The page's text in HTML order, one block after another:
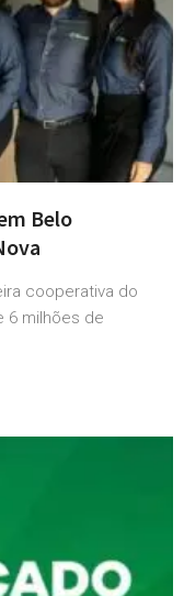
Belo
cooperativa do
6 milhões de